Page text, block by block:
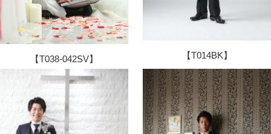
【T038-042SV】 【T014BK】